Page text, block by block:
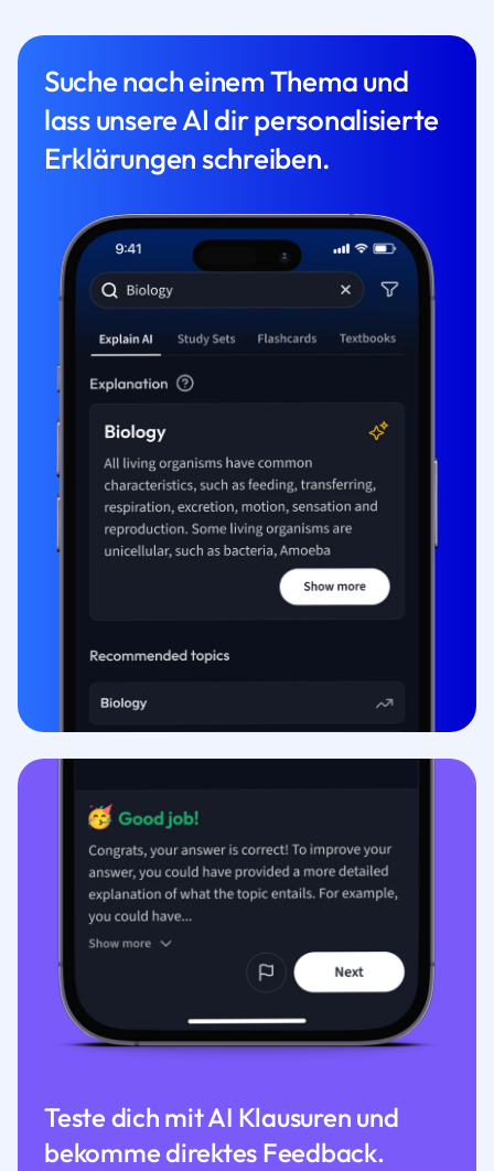
Suche nach einem Thema und
lass unsere AI dir personalisierte
Erklärungen schreiben.
Teste dich mit AI Klausuren und
bekomme direktes Feedback.